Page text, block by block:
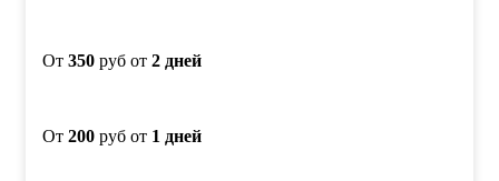
От 350 руб от 2 дней
От 200 руб от 1 дней